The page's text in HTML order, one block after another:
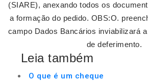
(SIARE), anexando todos os
a formação do pedido. OBS:O.
campo Dados Bancários inviabilizará a
de deferimento.
Leia também
O que é um cheque